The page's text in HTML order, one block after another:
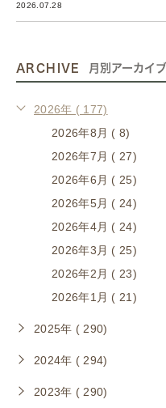
2026.07.28
ARCHIVE 月別アーカイブ
2026年 ( 177)
2026年8月 ( 8)
2026年7月 ( 27)
2026年6月 ( 25)
2026年5月 ( 24)
2026年4月 ( 24)
2026年3月 ( 25)
2026年2月 ( 23)
2026年1月 ( 21)
2025年 ( 290)
2024年 ( 294)
2023年 ( 290)